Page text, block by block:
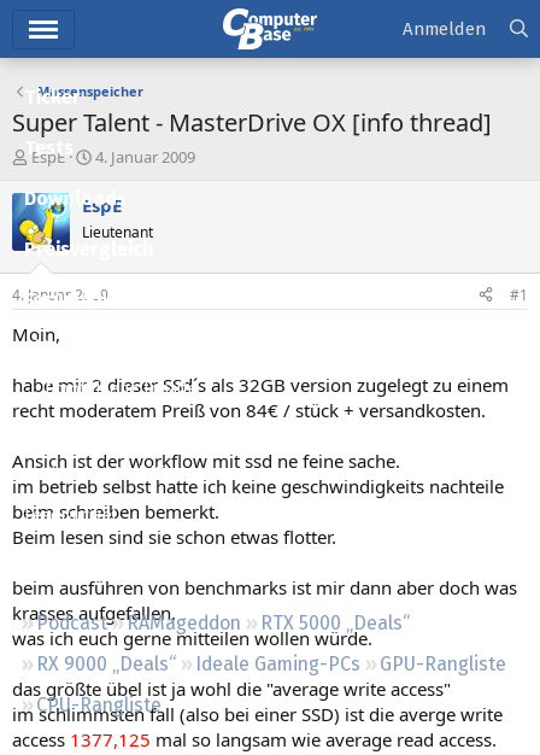
Ticker
Tests
Downloads
Preisvergleich
Forum
Aktuelles
Empfohlene Inhalte
Neueste Aktivitäten
Leserartikel
Podcast RAMageddon
RTX 5000 „Deals“
RX 9000 „Deals“
Ideale Gaming-PCs
GPU-Rangliste
CPU-Rangliste
Anmelden
Massenspeicher
Super Talent - MasterDrive OX [info thread]
E
s
t
e
e
r
EspE
E
s
e
t
4. Januar 2009
EspE
Lieutenant
4. Januar 2009 #1
Moin,
habe mir 2 dieser SSd´s als 32GB version zugelegt zu einem
recht moderatem Preiß von 84€ / stück + versandkosten.
Ansich ist der workflow mit ssd ne feine sache.
im betrieb selbst hatte ich keine geschwindigkeits nachteile
beim schreiben bemerkt.
Beim lesen sind sie schon etwas flotter.
beim ausführen von benchmarks ist mir dann aber doch was
krasses aufgefallen,
was ich euch gerne mitteilen wollen würde.
das größte übel ist ja wohl die "average write access"
im schlimmsten fall (also bei einer SSD) ist die averge write
access 1377,125 mal so langsam wie average read access.